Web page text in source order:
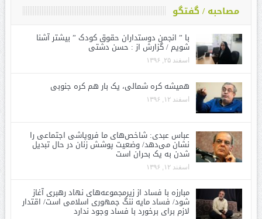
مصاحبه / گفتگو
با ” انجمن دوستداران حقوق کودک ” بیشتر آشنا
شویم / گزارش از : حسن دشتی
اسفند ۲۵, ۱۳۹۶
همیشه کره شمالی، یک بار هم کره جنوبی
اسفند ۱۲, ۱۳۹۶
عباس عبدی: شاخص‌های ما فروپاشی اجتماعی را
نشان می‌دهد/ وضعیت پوشش زنان در حال تبدیل
شدن به یک بحران است
اسفند ۱۲, ۱۳۹۶
مبارزه با فساد از زیرمجموعه‌های نهاد رهبری آغاز
شود/ فساد مایه ننگ جمهوری اسلامی است/ اقتدار
لازم برای برخورد با فساد وجود ندارد